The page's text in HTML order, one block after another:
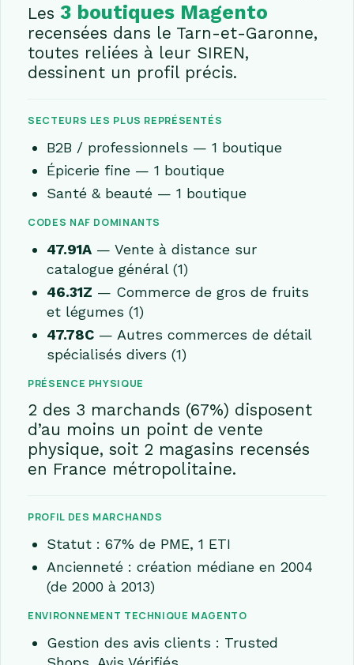
Les3 boutiques Magento
recensées dans le Tarn-et-Garonne,
toutes reliées à leur SIREN,
dessinent un profil précis.
SECTEURS LES PLUS REPRÉSENTÉS
B2B / professionnels — 1 boutique
Épicerie fine — 1 boutique
Santé & beauté — 1 boutique
CODES NAF DOMINANTS
47.91A — Vente à distance sur
catalogue général (1)
46.31Z — Commerce de gros de fruits
et légumes (1)
47.78C — Autres commerces de détail
spécialisés divers (1)
PRÉSENCE PHYSIQUE
2 des 3 marchands (67%) disposent
d’au moins un point de vente
physique, soit 2 magasins recensés
en France métropolitaine.
PROFIL DES MARCHANDS
Statut : 67% de PME, 1 ETI
Ancienneté : création médiane en 2004
(de 2000 à 2013)
ENVIRONNEMENT TECHNIQUE MAGENTO
Gestion des avis clients : Trusted